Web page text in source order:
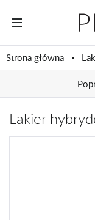
Strona główna
Lakier